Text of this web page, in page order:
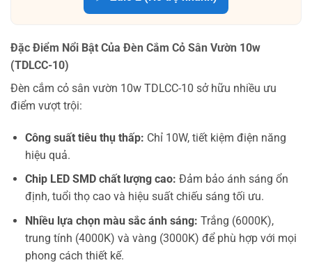
Đặc Điểm Nổi Bật Của Đèn Cắm Cỏ Sân Vườn 10w
(TDLCC-10)
Đèn cắm cỏ sân vườn 10w TDLCC-10 sở hữu nhiều ưu
điểm vượt trội:
Công suất tiêu thụ thấp: Chỉ 10W, tiết kiệm điện năng
hiệu quả.
Chip LED SMD chất lượng cao: Đảm bảo ánh sáng ổn
định, tuổi thọ cao và hiệu suất chiếu sáng tối ưu.
Nhiều lựa chọn màu sắc ánh sáng: Trắng (6000K),
trung tính (4000K) và vàng (3000K) để phù hợp với mọi
phong cách thiết kế.